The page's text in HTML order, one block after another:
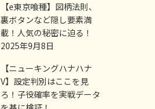
【e東京喰種】図柄法則、
裏ボタンなど隠し要素満
載！人気の秘密に迫る！
2025年9月8日
【ニューキングハナハナ
V】設定判別はここを見
ろ！子役確率を実戦データ